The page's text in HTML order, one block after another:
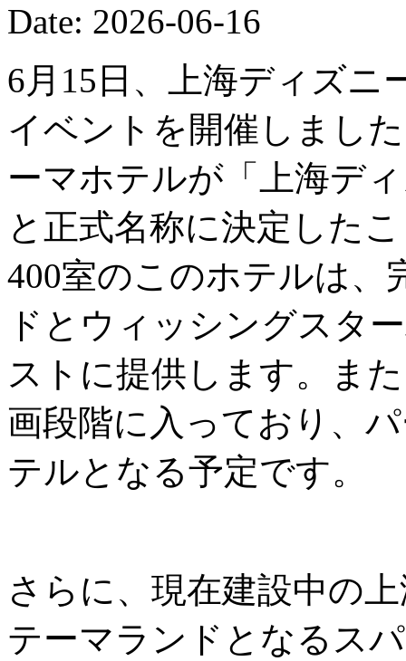
Date: 2026-06-16
6月15日、上海ディズニ
イベントを開催しまし
ーマホテルが「上海デ
と正式名称に決定した
400室のこのホテルは、
ドとウィッシングスタ
ストに提供します。ま
画段階に入っており、
テルとなる予定です。
さらに、現在建設中の
テーマランドとなるス